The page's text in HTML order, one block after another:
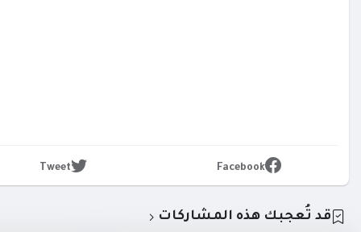
Facebook
Tweet
قد تُعجبك هذه المشاركات